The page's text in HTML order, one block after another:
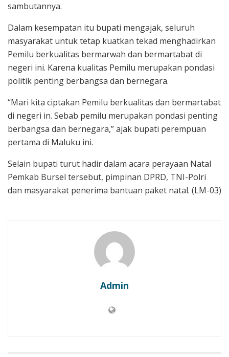
sambutannya.
Dalam kesempatan itu bupati mengajak, seluruh
masyarakat untuk tetap kuatkan tekad menghadirkan
Pemilu berkualitas bermarwah dan bermartabat di
negeri ini. Karena kualitas Pemilu merupakan pondasi
politik penting berbangsa dan bernegara.
“Mari kita ciptakan Pemilu berkualitas dan bermartabat
di negeri in. Sebab pemilu merupakan pondasi penting
berbangsa dan bernegara,” ajak bupati perempuan
pertama di Maluku ini.
Selain bupati turut hadir dalam acara perayaan Natal
Pemkab Bursel tersebut, pimpinan DPRD, TNI-Polri
dan masyarakat penerima bantuan paket natal. (LM-03)
Admin